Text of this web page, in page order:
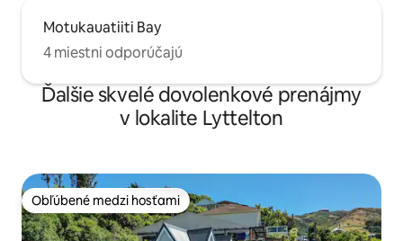
Motukauatiiti Bay
4 miestni odporúčajú
Ďalšie skvelé dovolenkové prenájmy
v lokalite Lyttelton
Obľúbené medzi hosťami
Obľúbené medzi hosťami